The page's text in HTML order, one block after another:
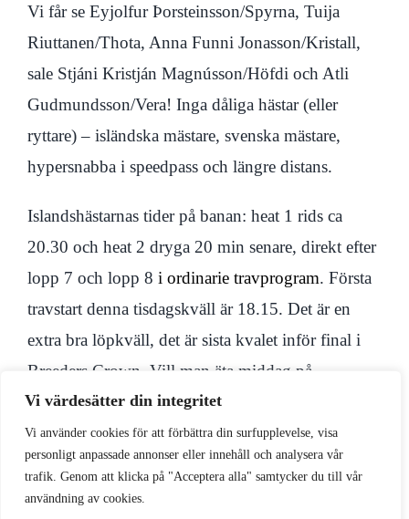
Vi värdesätter din integritet
Vi använder cookies för att förbättra din surfupplevelse, visa
personligt anpassade annonser eller innehåll och analysera vår
trafik. Genom att klicka på "Acceptera alla" samtycker du till vår
användning av cookies.
Vi får se Eyjolfur Þorsteinsson/Spyrna, Tuija
Riuttanen/Thota, Anna Funni Jonasson/Kristall,
sale Stjáni Kristján Magnússon/Höfdi och Atli
Gudmundsson/Vera! Inga dåliga hästar (eller
ryttare) – isländska mästare, svenska mästare,
hypersnabba i speedpass och längre distans.
Islandshästarnas tider på banan: heat 1 rids ca
20.30 och heat 2 dryga 20 min senare, direkt efter
lopp 7 och lopp 8 i ordinarie travprogram. Första
travstart denna tisdagskväll är 18.15. Det är en
extra bra löpkväll, det är sista kvalet inför final i
Breeders Crown. Vill man äta middag på
travresturangen är det bra att boka bord i förväg.
Kom och kolla på denna sevärda händelse!